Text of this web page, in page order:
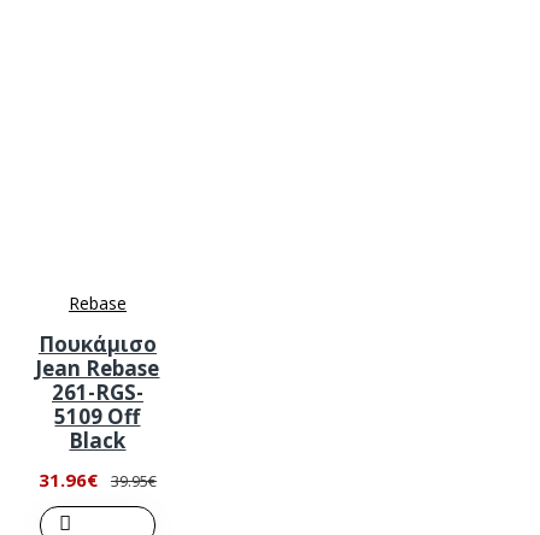
Rebase
Πουκάμισο
Jean Rebase
261-RGS-
5109 Off
Black
31.96€ 39.95€